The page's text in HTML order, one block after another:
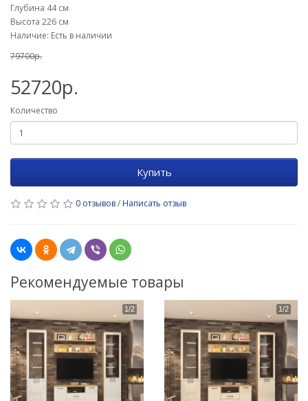
Глубина 44 см
Высота 226 см
Наличие: Есть в наличии
79700р.
52720р.
Количество
Купить
0 отзывов/ Написать отзыв
Рекомендуемые товары